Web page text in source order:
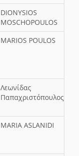
DΙΟNΥSIOS
MOSCHOPOULOS
MARIOS POULOS
Λεωνίδας
Παπαχριστόπουλος
MARIA ASLANIDI